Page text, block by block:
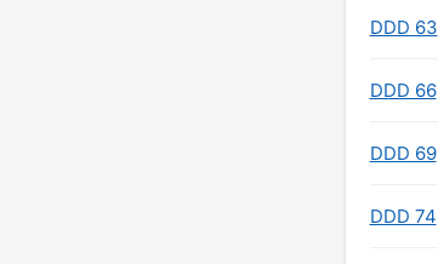
DDD 63
DDD 66
DDD 69
DDD 74